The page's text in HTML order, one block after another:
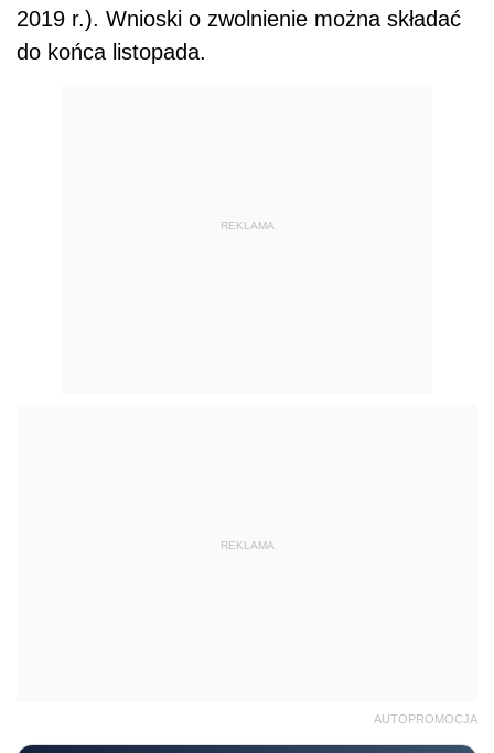
2019 r.). Wnioski o zwolnienie można składać
do końca listopada.
REKLAMA
REKLAMA
AUTOPROMOCJA